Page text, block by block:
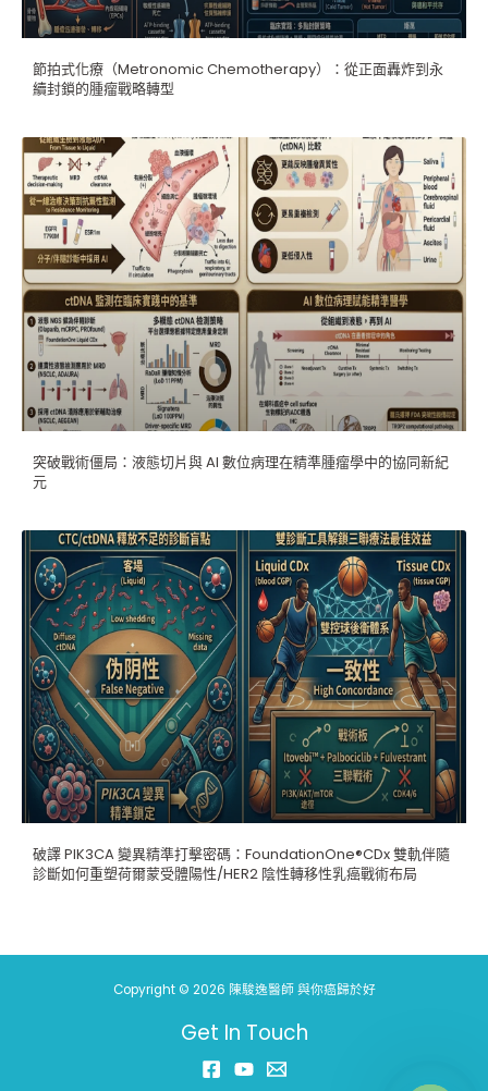
節拍式化療（Metronomic Chemotherapy）：從正面轟炸到永
續封鎖的腫瘤戰略轉型
突破戰術僵局：液態切片與 AI 數位病理在精準腫瘤學中的協同新紀
元
破譯 PIK3CA 變異精準打擊密碼：FoundationOne®CDx 雙軌伴隨
診斷如何重塑荷爾蒙受體陽性/HER2 陰性轉移性乳癌戰術布局
Copyright © 2026 陳駿逸醫師 與你癌歸於好
Get In Touch